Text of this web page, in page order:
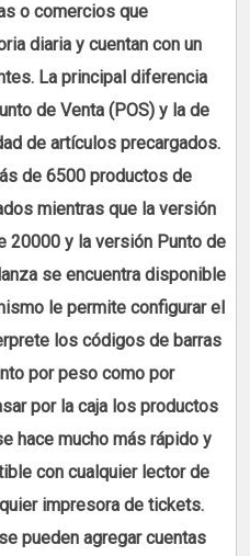
o comercios que
diaria y cuentan con un
La principal diferencia
de Venta (POS) y la de
de artículos precargados.
de 6500 productos de
mientras que la versión
20000 y la versión Punto de
se encuentra disponible
le permite configurar el
los códigos de barras
por peso como por
por la caja los productos
hace mucho más rápido y
con cualquier lector de
impresora de tickets.
pueden agregar cuentas